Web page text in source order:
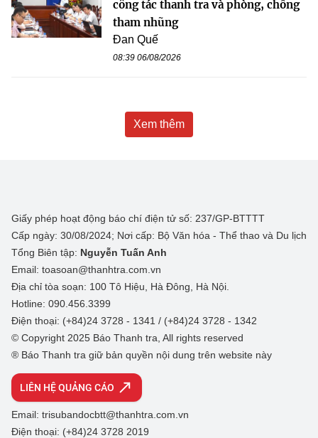
công tác thanh tra và phòng, chống
tham nhũng
Đan Quế
08:39 06/08/2026
Xem thêm
Giấy phép hoạt động báo chí điện tử số: 237/GP-BTTTT
Cấp ngày: 30/08/2024; Nơi cấp: Bộ Văn hóa - Thể thao và Du lịch
Tổng Biên tập: Nguyễn Tuấn Anh
Email: toasoan@thanhtra.com.vn
Địa chỉ tòa soạn: 100 Tô Hiệu, Hà Đông, Hà Nội.
Hotline: 090.456.3399
Điện thoại: (+84)24 3728 - 1341 / (+84)24 3728 - 1342
© Copyright 2025 Báo Thanh tra, All rights reserved
® Báo Thanh tra giữ bản quyền nội dung trên website này
LIÊN HỆ QUẢNG CÁO
Email: trisubandocbtt@thanhtra.com.vn
Điện thoại: (+84)24 3728 2019